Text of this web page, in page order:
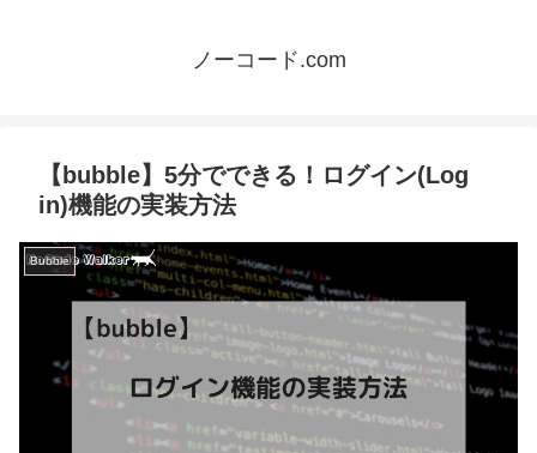
ノーコード.com
【bubble】5分でできる！ログイン(Log
in)機能の実装方法
Bubble